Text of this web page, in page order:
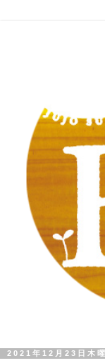
2021年12月23日木曜